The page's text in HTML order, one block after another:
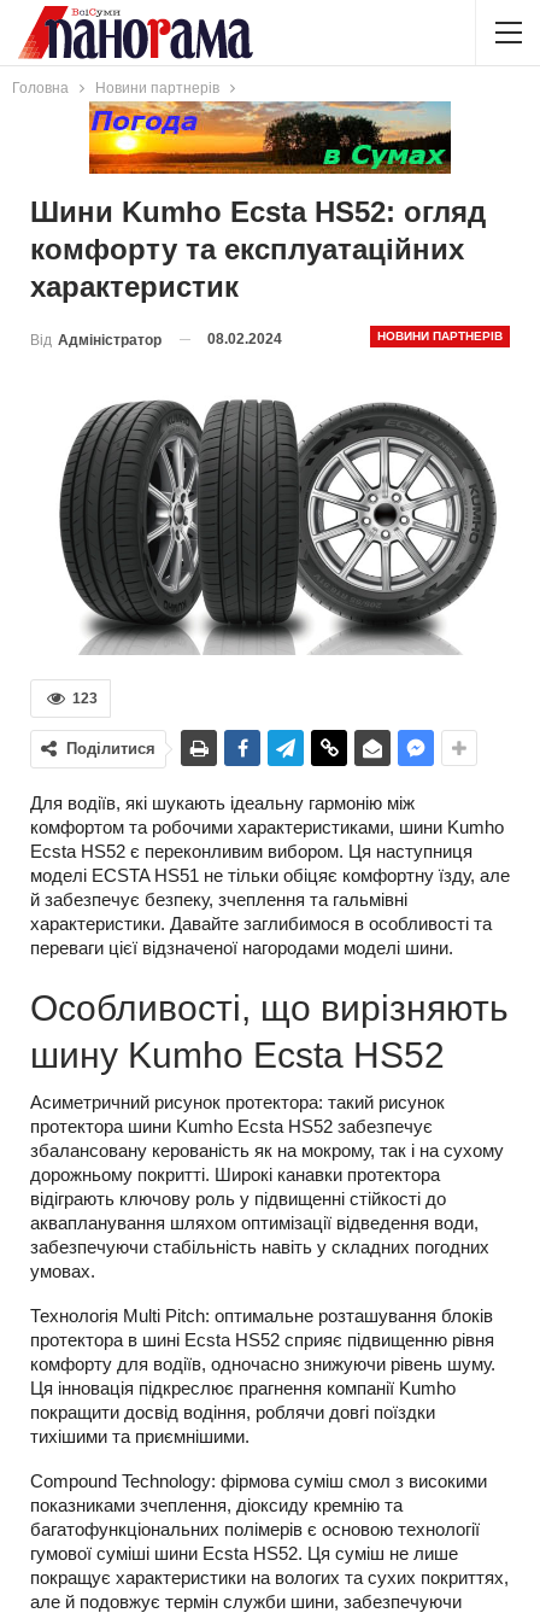
Головна Новини партнерів
Шини Kumho Ecsta HS52: огляд
комфорту та експлуатаційних
характеристик
НОВИНИ ПАРТНЕРІВ
Від Адміністратор 08.02.2024
123
Поділитися
Для водіїв, які шукають ідеальну гармонію між
комфортом та робочими характеристиками, шини Kumho
Ecsta HS52 є переконливим вибором. Ця наступниця
моделі ECSTA HS51 не тільки обіцяє комфортну їзду, але
й забезпечує безпеку, зчеплення та гальмівні
характеристики. Давайте заглибимося в особливості та
переваги цієї відзначеної нагородами моделі шини.
Особливості, що вирізняють
шину Kumho Ecsta HS52
Асиметричний рисунок протектора: такий рисунок
протектора шини Kumho Ecsta HS52 забезпечує
збалансовану керованість як на мокрому, так і на сухому
дорожньому покритті. Широкі канавки протектора
відіграють ключову роль у підвищенні стійкості до
аквапланування шляхом оптимізації відведення води,
забезпечуючи стабільність навіть у складних погодних
умовах.
Технологія Multi Pitch: оптимальне розташування блоків
протектора в шині Ecsta HS52 сприяє підвищенню рівня
комфорту для водіїв, одночасно знижуючи рівень шуму.
Ця інновація підкреслює прагнення компанії Kumho
покращити досвід водіння, роблячи довгі поїздки
тихішими та приємнішими.
Compound Technology: фірмова суміш смол з високими
показниками зчеплення, діоксиду кремнію та
багатофункціональних полімерів є основою технології
гумової суміші шини Ecsta HS52. Ця суміш не лише
покращує характеристики на вологих та сухих покриттях,
але й подовжує термін служби шини, забезпечуючи